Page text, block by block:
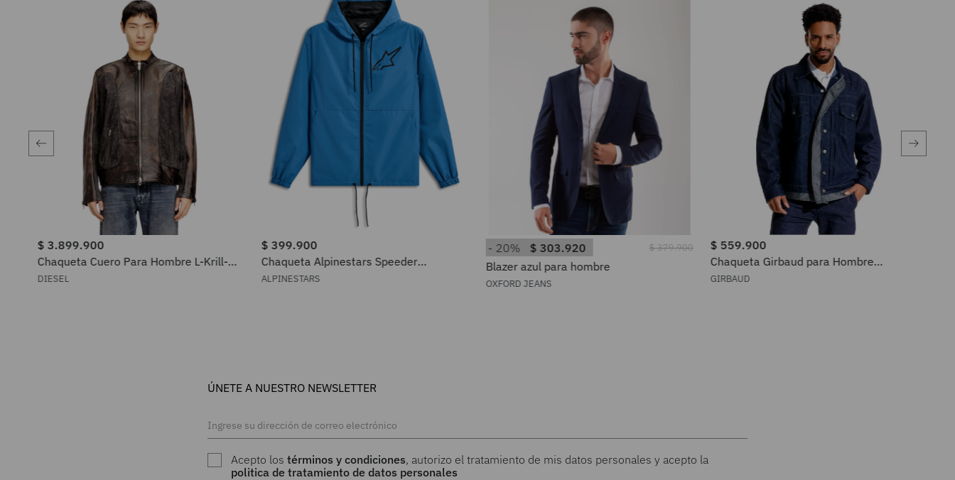
$ 3.899.900
Chaqueta Cuero Para Hombre L-Krill-
Dnm Diesel
DIESEL
$ 399.900
Chaqueta Alpinestars Speeder
Chromium Windbreaker
ALPINESTARS
20% $ 303.920 $379.900
Blazer azul para hombre
OXFORD JEANS
$ 559.900
Chaqueta Girbaud para Hombre
GM3200257N000AZO
GIRBAUD
ÚNETE A NUESTRO NEWSLETTER
Acepto lostérminos y condiciones, autorizo el tratamiento de mis datos personales y acepto la
politica de tratamiento de datos personales